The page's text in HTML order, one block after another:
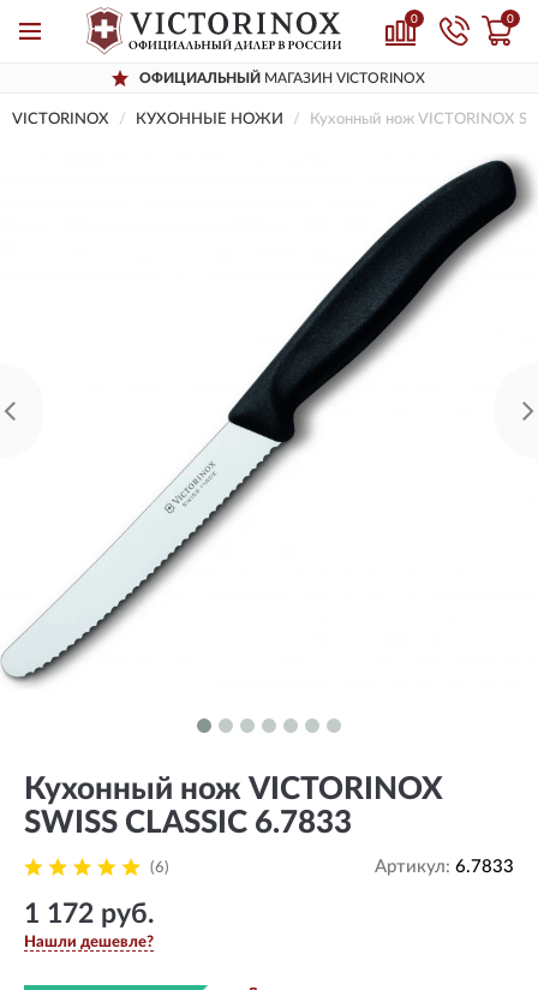
0 0
ОФИЦИАЛЬНЫЙ МАГАЗИН VICTORINOX
VICTORINOX КУХОННЫЕ НОЖИ Кухонный нож VICTORINOX
Кухонный нож VICTORINOX
SWISS CLASSIC 6.7833
(6) Артикул: 6.7833
1 172 руб.
Нашли дешевле?